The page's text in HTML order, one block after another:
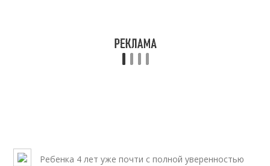
Ребенка 4 лет уже почти с полной уверенностью